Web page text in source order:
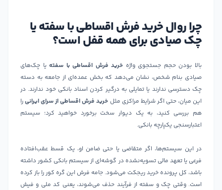
چرا روال خرید فرش اقساطی با سفته یا
چک صیادی برای همه قفل است؟
بالا بودن حجم جستجوی واژه خرید فرش اقساطی با سفتهیا چک‌های
صیادی بنام شخص، نشان می‌دهد که بخش عمده‌ای از جامعه به دسته
چک دسترسی ندارند یا تمایلی به درگیر کردن اسناد بانکی خود ندارند. در
این میان، حتی اگر شرایط مراکزی مثل خرید فرش اقساطی از سرای ایرانیرا
هم بررسی کنید، به یک دیوار سخت برخورد خواهید کرد؛ سیستم
اعتبارسنجی یکپارچه بانکی.
در این سیستم‌ها، اگر متقاضی یا حتی ضامن او، یک قسط عقب‌افتاده
فرعی یا تعهد مالی تسویه‌نشده در گوشه‌ای از سیستم بانکی کشور داشته
باشد، کل پرونده خرید ریجکت می‌شود. جامه فرش این گره کور را باز کرده
است. وقتی چک و سفته از فرآیند حذف می‌شوند، یعنی کد ملی و فیش